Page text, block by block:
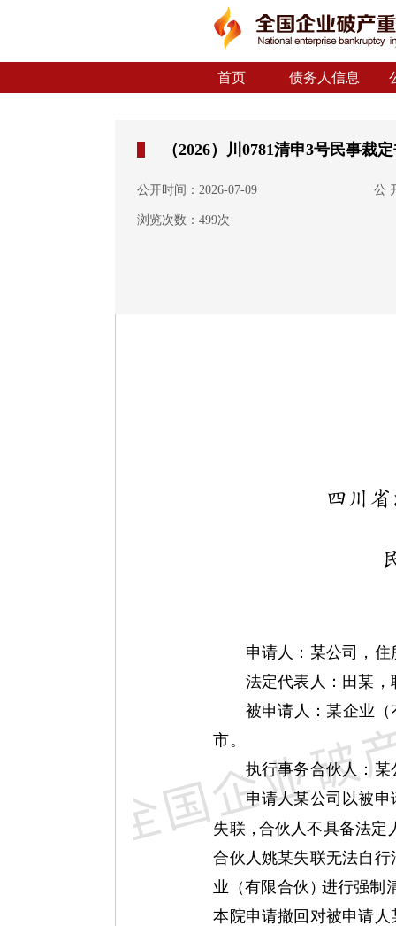
首页 债务人信息
（2026）川0781清申3号民事裁
公开时间：2026-07-09 公
浏览次数：499次